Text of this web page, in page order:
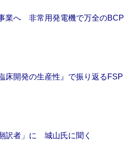
業へ 非常用発電機で万全のBCP
床開発の生産性』で振り返るFSP
訳者」に 城山氏に聞く